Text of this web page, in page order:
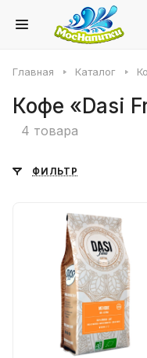
Главная Каталог
Кофе «Dasi
4 товара
ФИЛЬТР